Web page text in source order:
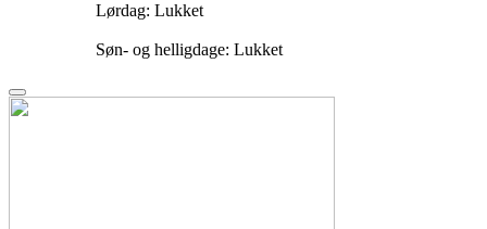
Lørdag: Lukket
Søn- og helligdage: Lukket